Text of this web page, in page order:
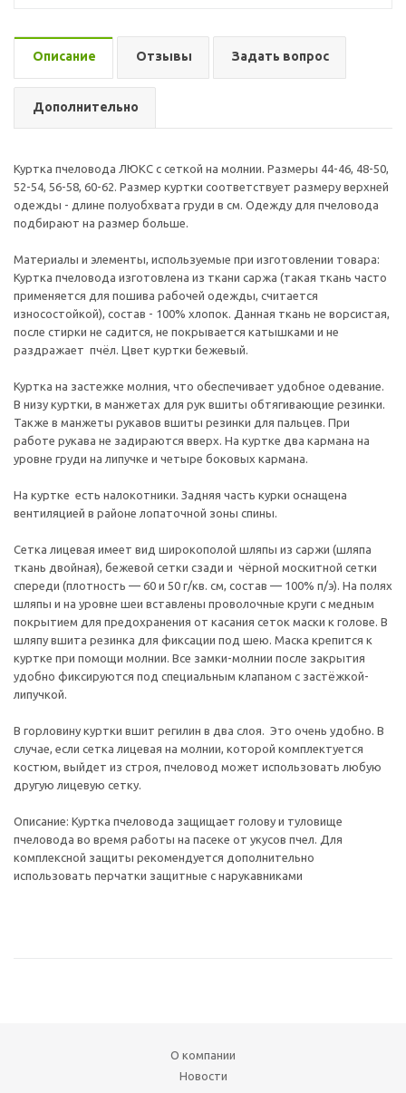
Описание Отзывы Задать вопрос
Дополнительно
Куртка пчеловода ЛЮКС с сеткой на молнии. Размеры 44-46, 48-50,
52-54, 56-58, 60-62. Размер куртки соответствует размеру верхней
одежды - длине полуобхвата груди в см. Одежду для пчеловода
подбирают на размер больше.
Материалы и элементы, используемые при изготовлении товара:
Куртка пчеловода изготовлена из ткани саржа (такая ткань часто
применяется для пошива рабочей одежды, считается
износостойкой), состав - 100% хлопок. Данная ткань не ворсистая,
после стирки не садится, не покрывается катышками и не
раздражает пчёл. Цвет куртки бежевый.
Куртка на застежке молния, что обеспечивает удобное одевание.
В низу куртки, в манжетах для рук вшиты обтягивающие резинки.
Также в манжеты рукавов вшиты резинки для пальцев. При
работе рукава не задираются вверх. На куртке два кармана на
уровне груди на липучке и четыре боковых кармана.
На куртке есть налокотники. Задняя часть курки оснащена
вентиляцией в районе лопаточной зоны спины.
Сетка лицевая имеет вид широкополой шляпы из саржи (шляпа
ткань двойная), бежевой сетки сзади и чёрной москитной сетки
спереди (плотность — 60 и 50 г/кв. см, состав — 100% п/э). На полях
шляпы и на уровне шеи вставлены проволочные круги с медным
покрытием для предохранения от касания сеток маски к голове. В
шляпу вшита резинка для фиксации под шею. Маска крепится к
куртке при помощи молнии. Все замки-молнии после закрытия
удобно фиксируются под специальным клапаном с застёжкой-
липучкой.
В горловину куртки вшит регилин в два слоя. Это очень удобно. В
случае, если сетка лицевая на молнии, которой комплектуется
костюм, выйдет из строя, пчеловод может использовать любую
другую лицевую сетку.
Описание: Куртка пчеловода защищает голову и туловище
пчеловода во время работы на пасеке от укусов пчел. Для
комплексной защиты рекомендуется дополнительно
использовать перчатки защитные с нарукавниками
О компании
Новости